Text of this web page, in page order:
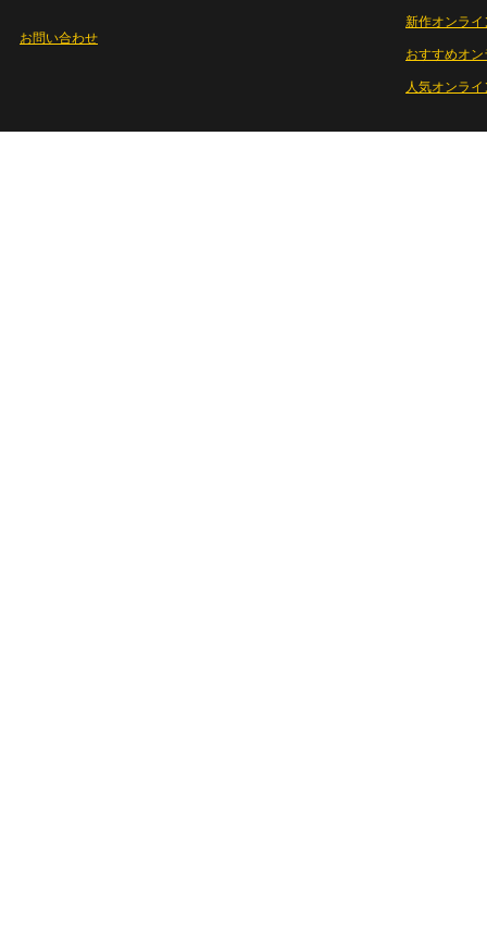
お問い合わせ
新作オンライ
おすすめオ
人気オンラ